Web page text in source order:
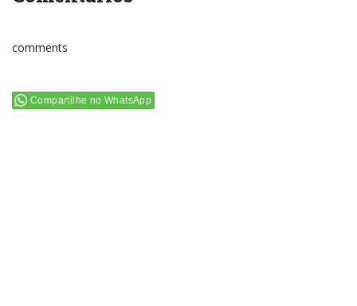
comments
Compartilhe no WhatsApp